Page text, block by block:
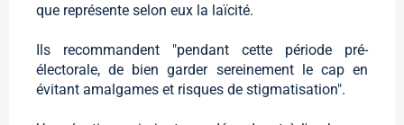
que représente selon eux la laïcité.
Ils recommandent "pendant cette période pré-
électorale, de bien garder sereinement le cap en
évitant amalgames et risques de stigmatisation".